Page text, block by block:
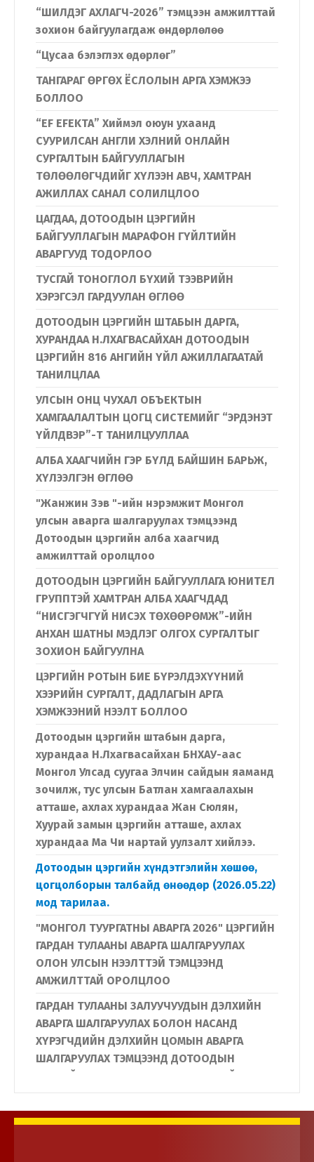
“ШИЛДЭГ АХЛАГЧ-2026” тэмцээн амжилттай
зохион байгуулагдаж өндөрлөлөө
“Цусаа бэлэглэх өдөрлөг”
ТАНГАРАГ ӨРГӨХ ЁСЛОЛЫН АРГА ХЭМЖЭЭ
БОЛЛОО
“EF EFEKTA” Хиймэл оюун ухаанд
СУУРИЛСАН АНГЛИ ХЭЛНИЙ ОНЛАЙН
СУРГАЛТЫН БАЙГУУЛЛАГЫН
ТӨЛӨӨЛӨГЧДИЙГ ХҮЛЭЭН АВЧ, ХАМТРАН
АЖИЛЛАХ САНАЛ СОЛИЛЦЛОО
ЦАГДАА, ДОТООДЫН ЦЭРГИЙН
БАЙГУУЛЛАГЫН МАРАФОН ГҮЙЛТИЙН
АВАРГУУД ТОДОРЛОО
ТУСГАЙ ТОНОГЛОЛ БҮХИЙ ТЭЭВРИЙН
ХЭРЭГСЭЛ ГАРДУУЛАН ӨГЛӨӨ
ДОТООДЫН ЦЭРГИЙН ШТАБЫН ДАРГА,
ХУРАНДАА Н.ЛХАГВАСАЙХАН ДОТООДЫН
ЦЭРГИЙН 816 АНГИЙН ҮЙЛ АЖИЛЛАГААТАЙ
ТАНИЛЦЛАА
УЛСЫН ОНЦ ЧУХАЛ ОБЪЕКТЫН
ХАМГААЛАЛТЫН ЦОГЦ СИСТЕМИЙГ “ЭРДЭНЭТ
ҮЙЛДВЭР”-Т ТАНИЛЦУУЛЛАА
АЛБА ХААГЧИЙН ГЭР БҮЛД БАЙШИН БАРЬЖ,
ХҮЛЭЭЛГЭН ӨГЛӨӨ
"Жанжин Зэв "-ийн нэрэмжит Монгол
улсын аварга шалгаруулах тэмцээнд
Дотоодын цэргийн алба хаагчид
амжилттай оролцлоо
ДОТООДЫН ЦЭРГИЙН БАЙГУУЛЛАГА ЮНИТЕЛ
ГРУППТЭЙ ХАМТРАН АЛБА ХААГЧДАД
“НИСГЭГЧГҮЙ НИСЭХ ТӨХӨӨРӨМЖ”-ИЙН
АНХАН ШАТНЫ МЭДЛЭГ ОЛГОХ СУРГАЛТЫГ
ЗОХИОН БАЙГУУЛНА
ЦЭРГИЙН РОТЫН БИЕ БҮРЭЛДЭХҮҮНИЙ
ХЭЭРИЙН СУРГАЛТ, ДАДЛАГЫН АРГА
ХЭМЖЭЭНИЙ НЭЭЛТ БОЛЛОО
Дотоодын цэргийн штабын дарга,
хурандаа Н.Лхагвасайхан БНХАУ-аас
Монгол Улсад суугаа Элчин сайдын яаманд
зочилж, тус улсын Батлан хамгаалахын
атташе, ахлах хурандаа Жан Сюлян,
Хуурай замын цэргийн атташе, ахлах
хурандаа Ма Чи нартай уулзалт хийлээ.
Дотоодын цэргийн хүндэтгэлийн хөшөө,
цогцолборын талбайд өнөөдөр (2026.05.22)
мод тарилаа.
"МОНГОЛ ТУУРГАТНЫ АВАРГА 2026" ЦЭРГИЙН
ГАРДАН ТУЛААНЫ АВАРГА ШАЛГАРУУЛАХ
ОЛОН УЛСЫН НЭЭЛТТЭЙ ТЭМЦЭЭНД
АМЖИЛТТАЙ ОРОЛЦЛОО
ГАРДАН ТУЛААНЫ ЗАЛУУЧУУДЫН ДЭЛХИЙН
АВАРГА ШАЛГАРУУЛАХ БОЛОН НАСАНД
ХҮРЭГЧДИЙН ДЭЛХИЙН ЦОМЫН АВАРГА
ШАЛГАРУУЛАХ ТЭМЦЭЭНД ДОТООДЫН
ЦЭРГИЙН АЛБА ХААГЧИД АМЖИЛТТАЙ
Хэл солих